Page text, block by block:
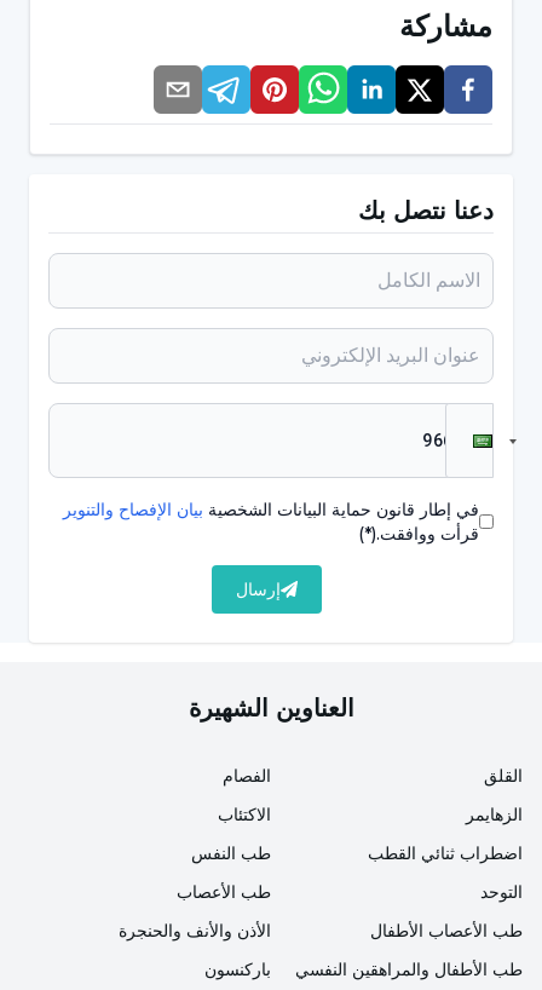
هو انزعاج يمكن أن يحدث عادةً في الخريف والشتاء مع تأثير
الطقس البارد. يمكن للشخص أن يقلل من خطر الإصابة بهذا
المرض من خلال حماية نفسه من البرد.
الذين يعانون من هذه الحالة القيام بها من تلقاء أنفسهم
وستعالج المرض. يجب أن يتناول الشخص الكثير من الماء
والسوائل والشاي الساخن وشاي الأعشاب والحساء.
الغرغرة بالماء المالح، وتناول الأطعمة سهلة الهضم أثناء
فترات المرض والراحة.
في بعض الحالات، إذا استمرت أعراض وآثار هذه الحالة
المرضية، التي لا تتحسن تلقائيًا ولا تظهر تحسنًا، لفترة
طويلة، يجب فحص الشخص من قبل طبيب متخصص.
هذا المرض، الذي لا يسبب عادةً مشكلة خطيرة، يمكن أن
يزول من تلقاء نفسه في وقت قصير، بالإضافة إلى بعض
"ما هي العلاجات الطبيعية المفيدة لنزلات
شاي الأعشاب
الحليب مع القرفة والعسل
مشاركة
دعنا نتصل بك
في إطار قانون حماية البيانات الشخصية بيان الإفصاح والتنوير
قرأت ووافقت.(*)
إرسال
العناوين الشهيرة
القلق
الزهايمر
اضطراب ثنائي القطب
التوحد
طب الأعصاب الأطفال
الفصام
الاكتئاب
طب النفس
طب الأعصاب
الأذن والأنف والحنجرة
طب الأطفال والمراهقين النفسي
باركنسون